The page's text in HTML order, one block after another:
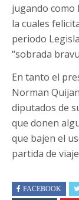
jugando como
la cuales
periodo
“sobrada
En tanto el
Norman
diputados de
que donen
que bajen el
partida de
FACEBOOK